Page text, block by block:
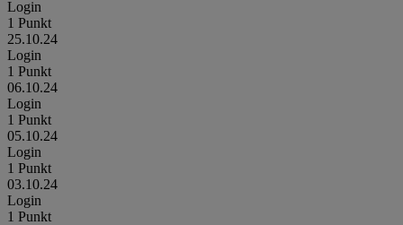
Login
1 Punkt
25.10.24
Login
1 Punkt
06.10.24
Login
1 Punkt
05.10.24
Login
1 Punkt
03.10.24
Login
1 Punkt